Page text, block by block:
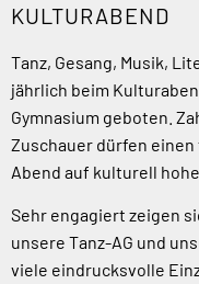
KULTURABEND
Tanz, Gesang, Musik,
jährlich beim
Gymnasium geboten.
Zuschauer dürfen
Abend auf kulturell
Sehr engagiert zeigen
unsere Tanz-AG und
viele eindrucksvolle